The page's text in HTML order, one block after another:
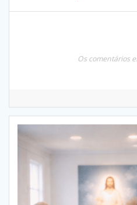
Os comentários